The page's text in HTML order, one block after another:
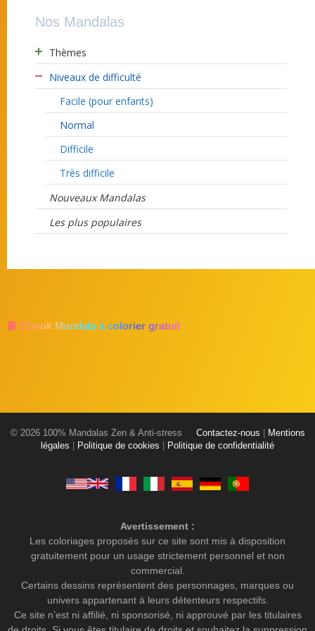
Nos Mandalas
Thèmes
Niveaux de difficulté
Facile (pour enfants)
Normal
Difficile
Très difficile
Nouveaux Mandalas
Les plus populaires
📘 Ebook Mandala à colorier gratuit
© 2026 100% Mandalas Zen & Anti-stress Contactez-nous
Mentions
légales
Politique de cookies Politique de confidentialité
Avertissement :
Les coloriages proposés sur ce site sont mis à disposition
gratuitement pour un usage strictement personnel et non
commercial.
Certains dessins représentent des personnages, marques ou
univers appartenant à leurs détenteurs respectifs.
Ce site n’est ni affilié, ni sponsorisé, ni approuvé par les titulaires